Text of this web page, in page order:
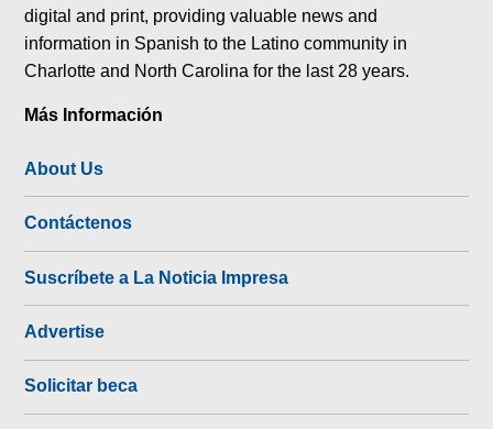
digital and print, providing valuable news and
information in Spanish to the Latino community in
Charlotte and North Carolina for the last 28 years.
Más Información
About Us
Contáctenos
Suscríbete a La Noticia Impresa
Advertise
Solicitar beca